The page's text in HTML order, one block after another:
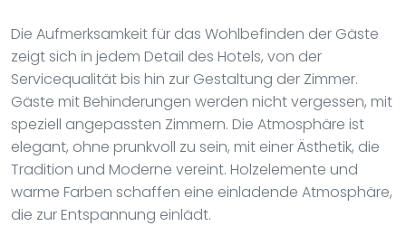
Die Aufmerksamkeit für das Wohlbefinden der Gäste
zeigt sich in jedem Detail des Hotels, von der
Servicequalität bis hin zur Gestaltung der Zimmer.
Gäste mit Behinderungen werden nicht vergessen, mit
speziell angepassten Zimmern. Die Atmosphäre ist
elegant, ohne prunkvoll zu sein, mit einer Ästhetik, die
Tradition und Moderne vereint. Holzelemente und
warme Farben schaffen eine einladende Atmosphäre,
die zur Entspannung einlädt.